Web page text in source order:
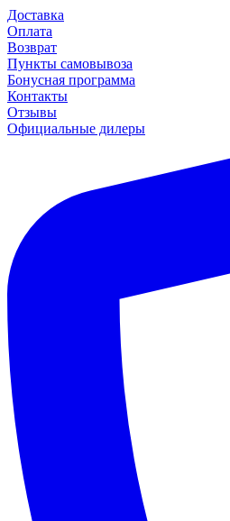
Доставка
Оплата
Возврат
Пункты самовывоза
Бонусная программа
Контакты
Отзывы
Официальные дилеры